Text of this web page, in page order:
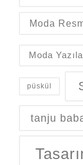
Moda
Moda
püskül
tanju